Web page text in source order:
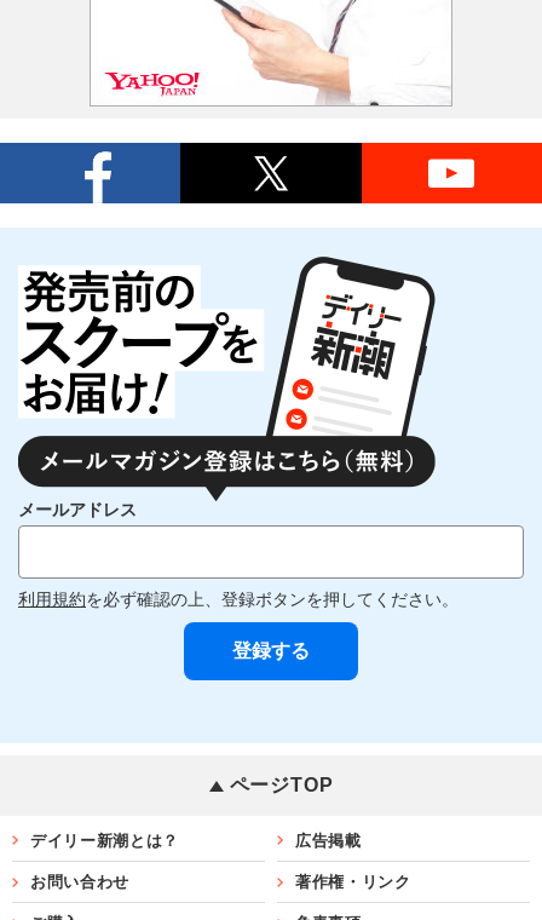
メールアドレス
利用規約を必ず確認の上、登録ボタンを押してください。
ページTOP
デイリー新潮とは？ 広告掲載
お問い合わせ 著作権・リンク